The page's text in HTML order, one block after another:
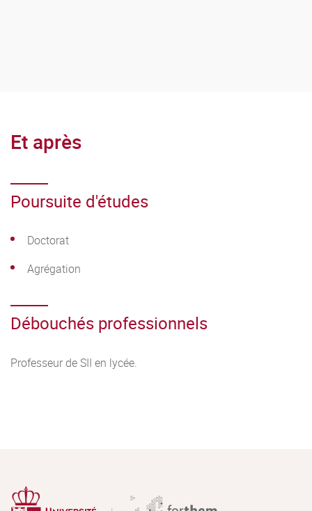
Et après
Poursuite d'études
Doctorat
Agrégation
Débouchés professionnels
Professeur de SII en lycée.